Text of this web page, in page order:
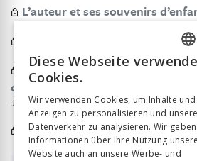
L’auteur et ses souvenirs
Témoignages et souvenirs de
cette époque troublée
Jean Zwahlen
Bibliographie
Diese Webseite
Cookies.
Wir verwenden Cookies, um Inhalte und
Anzeigen zu personalisieren und
Datenverkehr zu analysieren. Wir geben
Informationen über Ihre Nutzung
Website auch an unsere Werbe- und